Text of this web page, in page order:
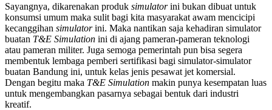
Sayangnya, dikarenakan produk simulatorini bukan dibuat untuk
konsumsi umum maka sulit bagi kita masyarakat awam mencicipi
kecanggihan simulatorini. Maka nantikan saja kehadiran simulator
buatan T&E Simulation ini di ajang pameran-pameran teknologi
atau pameran militer. Juga semoga pemerintah pun bisa segera
membentuk lembaga pemberi sertifikasi bagi simulator-simulator
buatan Bandung ini, untuk kelas jenis pesawat jet komersial.
Dengan begitu maka T&E Simulation makin punya kesempatan luas
untuk mengembangkan pasarnya sebagai bentuk dari industri
kreatif.